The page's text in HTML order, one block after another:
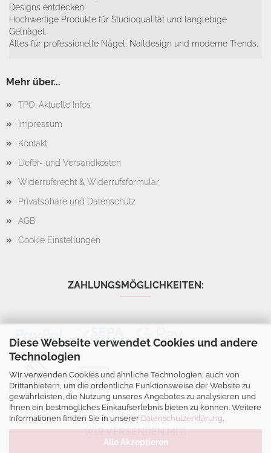
Diese Webseite verwendet Cookies und andere
Technologien
Wir verwenden Cookies und ähnliche Technologien, auch von
Drittanbietern, um die ordentliche Funktionsweise der Website zu
gewährleisten, die Nutzung unseres Angebotes zu analysieren und
Ihnen ein bestmögliches Einkaufserlebnis bieten zu können. Weitere
Informationen finden Sie in unserer Datenschutzerklärung.
Alle Akzeptieren
Designs entdecken.
Hochwertige Produkte für Studioqualität und langlebige
Gelnägel.
Alles für professionelle Nägel, Naildesign und moderne Trends.
Mehr über...
TPO: Aktuelle Infos
Impressum
Kontakt
Liefer- und Versandkosten
Widerrufsrecht & Widerrufsformular
Privatsphäre und Datenschutz
AGB
Cookie Einstellungen
ZAHLUNGSMÖGLICHKEITEN:
WIR VERSENDEN MIT: